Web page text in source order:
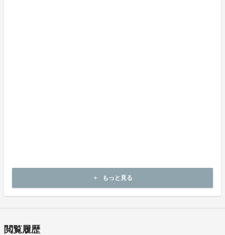
商品到着後14日以内に起案者までご連絡いただいた後、
起案者から対応方法をお客様宛にご連絡致します。
add もっと見る
閲覧履歴